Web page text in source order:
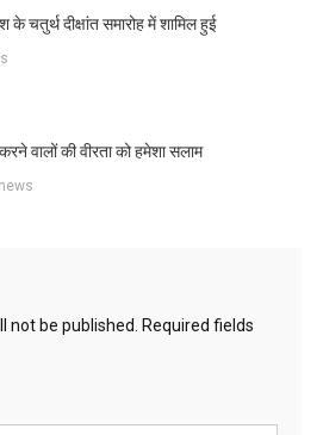
के चतुर्थ दीक्षांत समारोह में शामिल हुई
वालों की वीरता को हमेशा सलाम
not be published.
Required fields